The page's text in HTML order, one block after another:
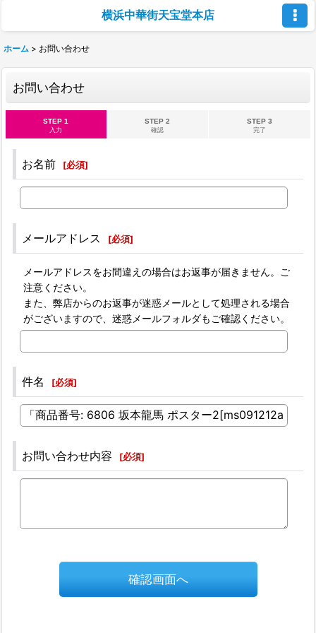
横浜中華街天宝堂本店
ホーム > お問い合わせ
お問い合わせ
STEP 1
入力
STEP 2
確認
STEP 3
完了
お名前 [必須]
メールアドレス [必須]
メールアドレスをお間違えの場合はお返事が届きません。ご
注意ください。
また、弊店からのお返事が迷惑メールとして処理される場合
がございますので、迷惑メールフォルダもご確認ください。
件名 [必須]
お問い合わせ内容 [必須]
確認画面へ